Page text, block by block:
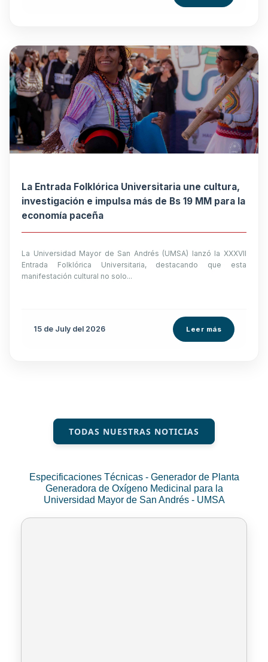
La Entrada Folklórica Universitaria une cultura,
investigación e impulsa más de Bs 19 MM para la
economía paceña
La Universidad Mayor de San Andrés (UMSA) lanzó la XXXVII
Entrada Folklórica Universitaria, destacando que esta
manifestación cultural no solo...
15 de July del 2026 Leer más
TODAS NUESTRAS NOTICIAS
Especificaciones Técnicas - Generador de Planta
Generadora de Oxígeno Medicinal para la
Universidad Mayor de San Andrés - UMSA